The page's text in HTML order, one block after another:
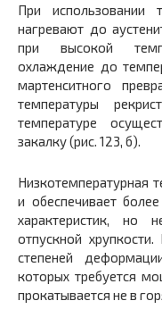
При использовании
нагревают до
при высокой
охлаждение до
мартенситного
температуры
температуре
закалку (рис. 123, б).
Низкотемпературная
и обеспечивает
характеристик, но
отпускной
степеней
которых требуется
прокатывается не в